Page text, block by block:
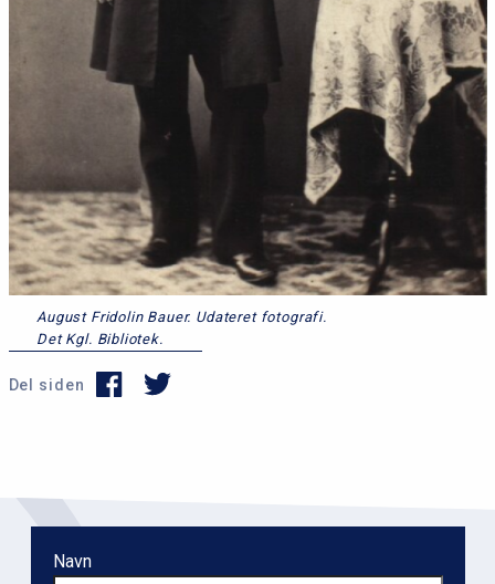
August Fridolin Bauer. Udateret fotografi.
Det Kgl. Bibliotek.
Del siden
Navn